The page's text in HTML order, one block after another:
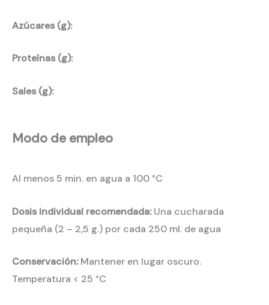
Azúcares (g):
Proteínas (g):
Sales (g):
Modo de empleo
Al menos 5 min. en agua a 100 °C
Dosis individual recomendada:Una cucharada
pequeña (2 – 2,5 g.) por cada 250 ml. de agua
Conservación:Mantener en lugar oscuro.
Temperatura < 25 °C